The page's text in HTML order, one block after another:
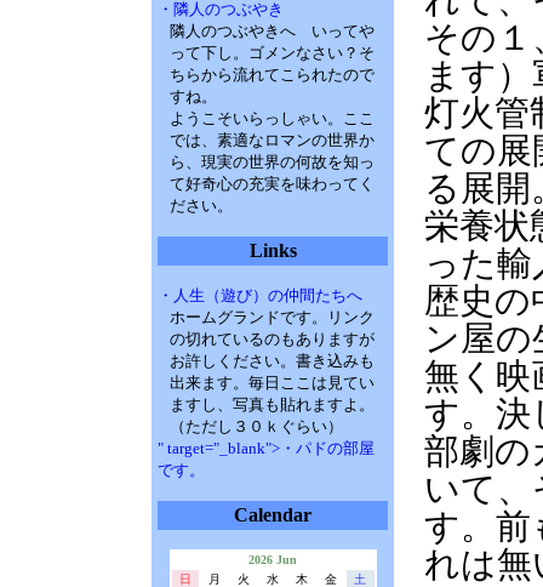
・隣人のつぶやき
隣人のつぶやきへ いってや
って下し。ゴメンなさい？そ
ちらから流れてこられたので
すね。
ようこそいらっしゃい。ここ
では、素適なロマンの世界か
ら、現実の世界の何故を知っ
て好奇心の充実を味わってく
ださい。
Links
・人生（遊び）の仲間たちへ
ホームグランドです。リンク
の切れているのもありますが
お許しください。書き込みも
出来ます。毎日ここは見てい
ますし、写真も貼れますよ。
（ただし３０ｋぐらい）
" target="_blank">・パドの部屋
です。
Calendar
2026 Jun
日
月 火 水 木 金
土
その１
ます
灯火管
ての展
る展
栄養状
った
歴史の
ン屋
無く映
す。決
部劇の
いて
す。前
れは無